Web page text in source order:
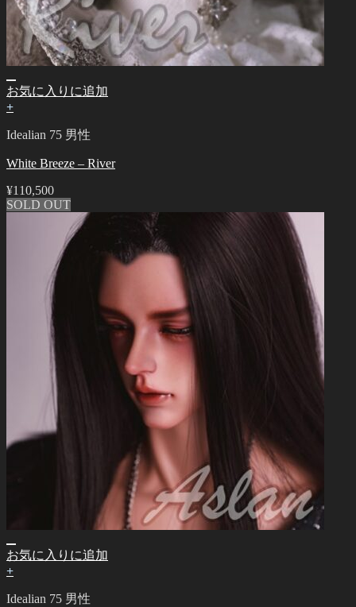
お気に入りに追加
+
Idealian 75 男性
White Breeze – River
¥110,500
SOLD OUT
お気に入りに追加
+
Idealian 75 男性